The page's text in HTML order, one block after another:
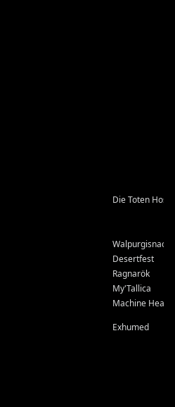
Die Toten
Walpurgisnacht
Desertfest
Ragnarök
My'Tallica
Machine Head
Exhumed